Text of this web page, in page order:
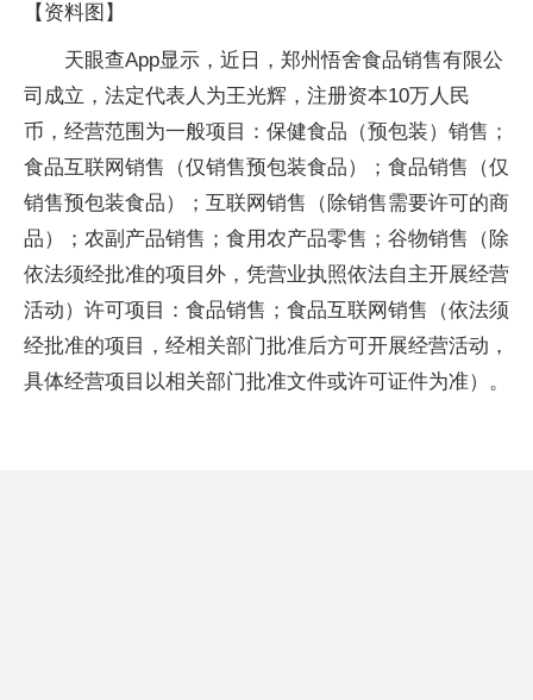
【资料图】
天眼查App显示，近日，郑州悟舍食品销售有限公
司成立，法定代表人为王光辉，注册资本10万人民
币，经营范围为一般项目：保健食品（预包装）销售；
食品互联网销售（仅销售预包装食品）；食品销售（仅
销售预包装食品）；互联网销售（除销售需要许可的商
品）；农副产品销售；食用农产品零售；谷物销售（除
依法须经批准的项目外，凭营业执照依法自主开展经营
活动）许可项目：食品销售；食品互联网销售（依法须
经批准的项目，经相关部门批准后方可开展经营活动，
具体经营项目以相关部门批准文件或许可证件为准）。